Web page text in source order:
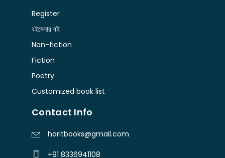
Register
বইমেলার বই
Non-fiction
Fiction
Poetry
Customized book list
Contact Info
haritbooks@gmail.com
+91 8336941108